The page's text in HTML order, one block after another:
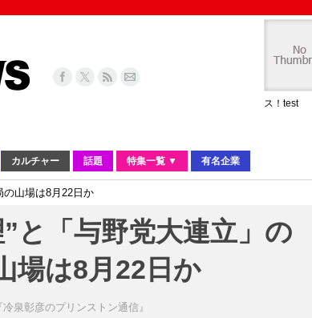
ス！test
カルチャー 話題 特集一覧 ▼ 有名企業
の山場は8月22日か
と「与野党大連立」の
場は8月22日か
泉彰彦のプリンストン通信』